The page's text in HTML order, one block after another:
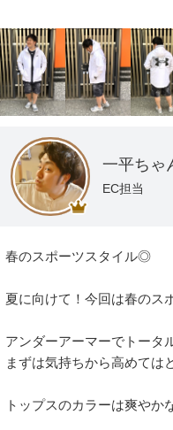
一平ちゃ
EC担当
春のスポーツスタイル◎
夏に向けて！今回は春のス
アンダーアーマーでトータ
まずは気持ちから高めては
トップスのカラーは爽やか